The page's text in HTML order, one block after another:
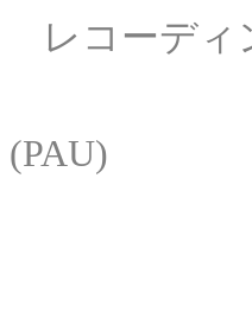
レコーデ
バラン
(PAU)
録音技
エディ